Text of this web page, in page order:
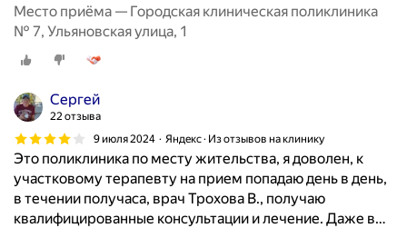
Место приёма — Городская клиническая поликлиника
№ 7, Ульяновская улица, 1
Сергей
22 отзыва
9 июля 2024
Яндекс · Из отзывов на клинику
Это поликлиника по месту жительства, я доволен, к
участковому терапевту на прием попадаю день в день,
в течении получаса, врач Трохова В., получаю
квалифицированные консультации и лечение. Даже в…